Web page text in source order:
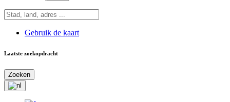
Gebruik de kaart
Laatste zoekopdracht
Zoeken